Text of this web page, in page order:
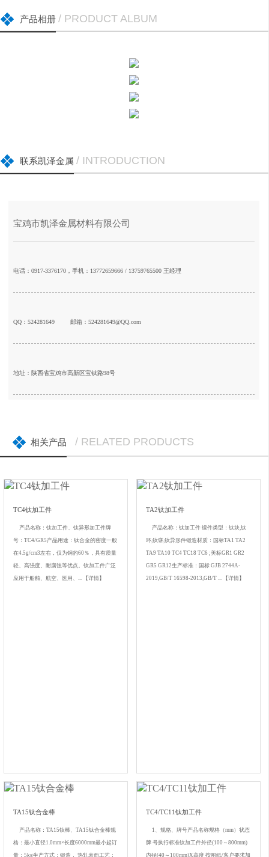
产品相册 / PRODUCT ALBUM
联系凯泽金属 / INTRODUCTION
宝鸡市凯泽金属材料有限公司
电话：0917-3376170，手机：13772659666 / 13759765500 王经理
QQ：524281649 邮箱：524281649@QQ.com
地址：陕西省宝鸡市高新区宝钛路98号
相关产品 / RELATED PRODUCTS
TC4钛加工件
产品名称：钛加工件、钛异形加工件牌
号：TC4/GR5产品用途：钛合金的密度一般
在4.5g/cm3左右，仅为钢的60％，具有质量
轻、高强度、耐腐蚀等优点。钛加工件广泛
应用于船舶、航空、医用、... 【详情】
TA2钛加工件
产品名称：钛加工件 锻件类型：钛块,钛
环,钛饼,钛异形件锻造材质：国标TA1 TA2
TA9 TA10 TC4 TC18 TC6 ;美标GR1 GR2
GR5 GR12生产标准：国标 GJB 2744A-
2019,GB/T 16598-2013,GB/T ... 【详情】
TA15钛合金棒
产品名称：TA15钛棒、TA15钛合金棒规
格：最小直径1.0mm×长度6000mm最小起订
量：5kg生产方式：锻造， 热轧表面工艺：
TC4/TC11钛加工件
1、规格、牌号产品名称规格（mm）状态
牌 号执行标准钛加工件外径(100～800mm)
内径(40～100mm)Χ高度 按图纸/客户要求加